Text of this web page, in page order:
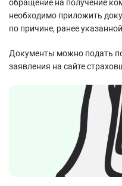
обращение на получение
необходимо приложить
по причине, ранее
Документы можно подать
заявления на сайте